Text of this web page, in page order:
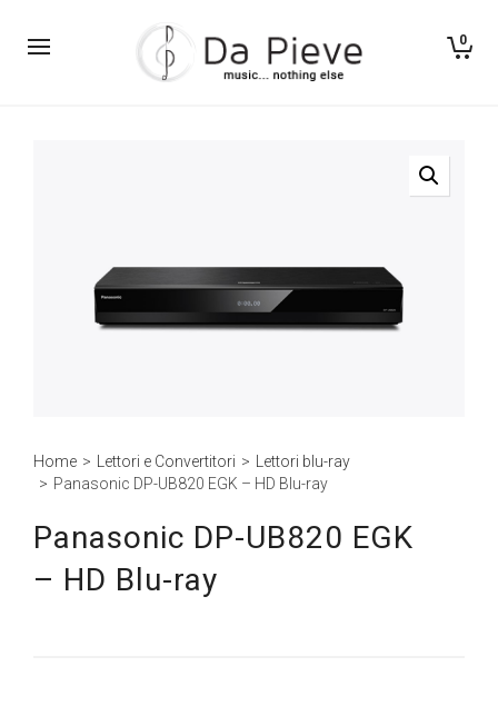
0
Home > Lettori e Convertitori >
Lettori blu-ray
> Panasonic DP-UB820 EGK – HD Blu-ray
Panasonic DP-UB820 EGK
– HD Blu-ray